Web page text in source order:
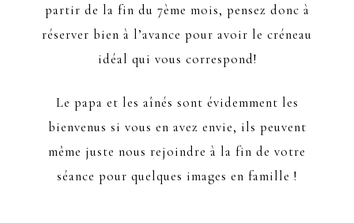
partir de la fin du 7ème mois, pensez donc à
réserver bien à l’avance pour avoir le créneau
idéal qui vous correspond!
Le papa et les aînés sont évidemment les
bienvenus si vous en avez envie, ils peuvent
même juste nous rejoindre à la fin de votre
séance pour quelques images en famille !